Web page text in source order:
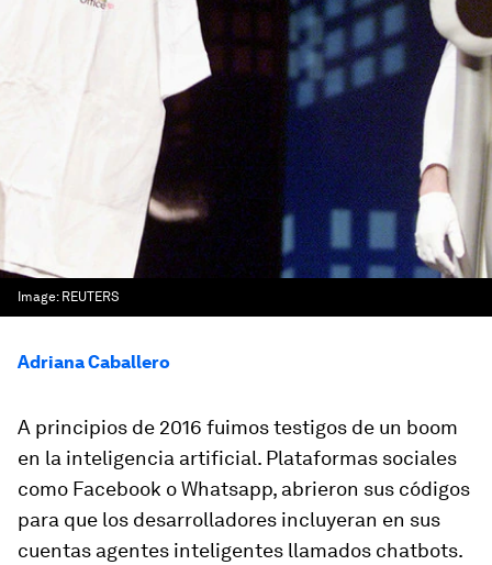
Image: REUTERS
Adriana Caballero
A principios de 2016 fuimos testigos de un boom
en la inteligencia artificial. Plataformas sociales
como Facebook o Whatsapp, abrieron sus códigos
para que los desarrolladores incluyeran en sus
cuentas agentes inteligentes llamados chatbots.